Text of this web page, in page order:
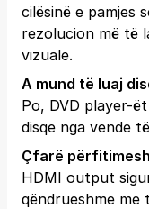
cilësinë e pamjes
rezolucion më të
vizuale.
A mund të luaj
Po, DVD player-
disqe nga vende
Çfarë
HDMI output
qëndrueshme me